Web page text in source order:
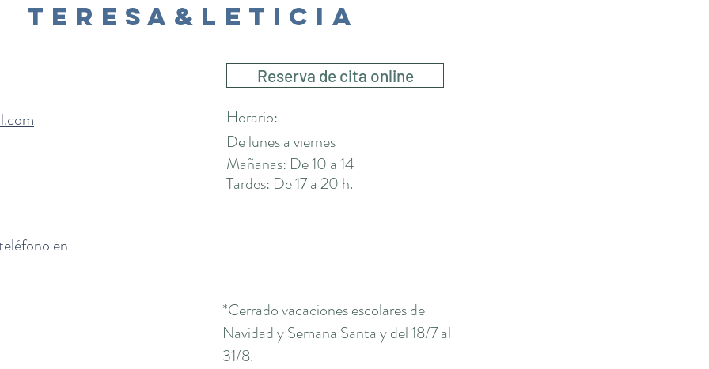
Teresa&Leticia
en
Reserva de cita online
Horario:
De lunes a viernes
Mañanas: De 10 a 14
Tardes: De 17 a 20 h.
*Cerrado vacaciones escolares de
Navidad y Semana Santa y del 18/7 al
31/8.